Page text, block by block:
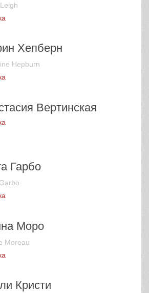
Хепберн
Hepburn
Вертинская
Гарбо
Моро
Moreau
Кристи